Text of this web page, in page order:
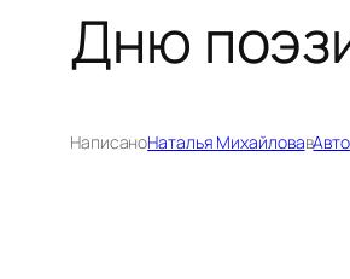
Дню
НаписаноНаталья Михайловав